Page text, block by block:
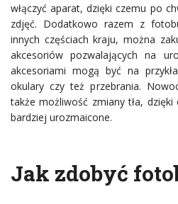
włączyć aparat, dzięki czemu po
zdjęć. Dodatkowo razem z
innych częściach kraju, można
akcesoriów pozwalających na
akcesoriami mogą być na
okulary czy też przebrania.
także możliwość zmiany tła,
bardziej urozmaicone.
Jak zdobyć